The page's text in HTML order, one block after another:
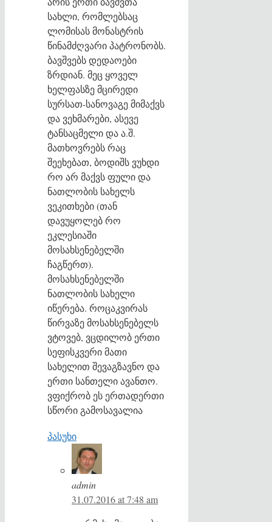
სახლი, რომლებსაც
ლომისას მონასტრის
წინამძღვარი პატრონობს.
ბავშვებს დედაოები
ზრდიან. მეც ყოველ
ხელფასზე მცირედი
სურსათ-სანოვაგე მიმაქვს
და ვეხმარები, ასევე
ტანსაცმელი და ა.შ.
მათხოვრებს რაც
შეეხებათ, ბოდიშს ვუხდი
რო არ მაქვს ფული და
ნათლობის სახელს
ვეკითხები (თან
დავუყოლებ რო
ეკლესიაში
მოსახსენებელში
ჩაგწერთ).
მოსახსენებელში
ნათლობის სახელი
იწერება. როცაკვირას
წირვაზე მოსახსენებელს
ვტოვებ, ვცდილობ ერთი
სეფისკვერი მათი
სახელით შევაგზავნო და
ერთი სანთელი ავანთო.
ვფიქრობ ეს ერთადერთი
სწორი გამოსავალია
პასუხი
admin
31.07.2016 at 7:48 am